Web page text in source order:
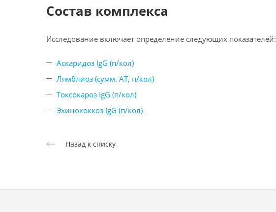
Состав комплекса
Исследование включает определение следующих показателей:
Аскаридоз IgG (п/кол)
Лямблиоз (сумм. АТ, п/кол)
Токсокароз IgG (п/кол)
Эхинококкоз IgG (п/кол)
Назад к списку